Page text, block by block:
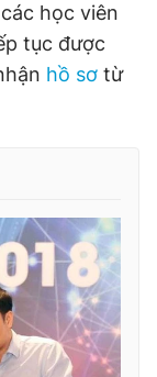
học viên
tục được
hồ sơ từ